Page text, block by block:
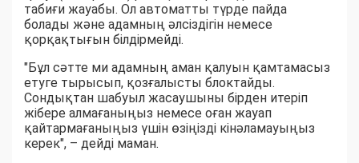
табиғи жауабы. Ол автоматты түрде пайда
болады және адамның әлсіздігін немесе
қорқақтығын білдірмейді.
"Бұл сәтте ми адамның аман қалуын қамтамасыз
етуге тырысып, қозғалысты блоктайды.
Сондықтан шабуыл жасаушыны бірден итеріп
жібере алмағаныңыз немесе оған жауап
қайтармағаныңыз үшін өзіңізді кінәламауыңыз
керек", – дейді маман.